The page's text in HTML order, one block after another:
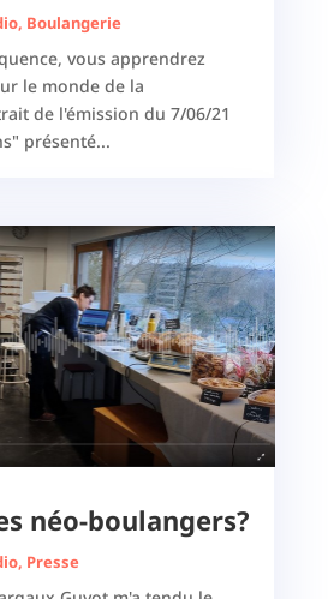
, Boulangerie
vous apprendrez
le monde de la
de l'émission du 7/06/21
présenté...
néo-boulangers?
, Presse